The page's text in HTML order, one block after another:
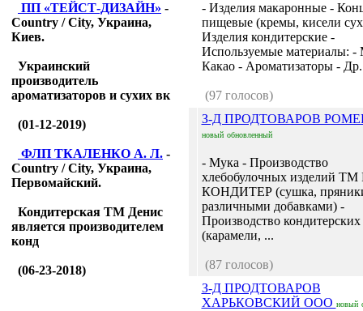
ПП «ТЕЙСТ-ДИЗАЙН» -
Country / City, Украина,
Киев.
Украинский
производитель
ароматизаторов и сухих вк
(01-12-2019)
ФЛП ТКАЛЕНКО А. Л. -
Country / City, Украина,
Первомайский.
Кондитерская ТМ Денис
является производителем
конд
(06-23-2018)
- Изделия макаронные -
пищевые (кремы, кисели
Изделия кондитерские -
Используемые материалы: -
Какао - Ароматизаторы -
(97 голосов)
З-Д ПРОДТОВАРОВ
новый обновленный
- Мука - Производство
хлебобулочных изделий
КОНДИТЕР (сушка,
различными добавками) -
Производство
(карамели, ...
(87 голосов)
З-Д ПРОДТОВАРОВ
ХАРЬКОВСКИЙ ООО новый